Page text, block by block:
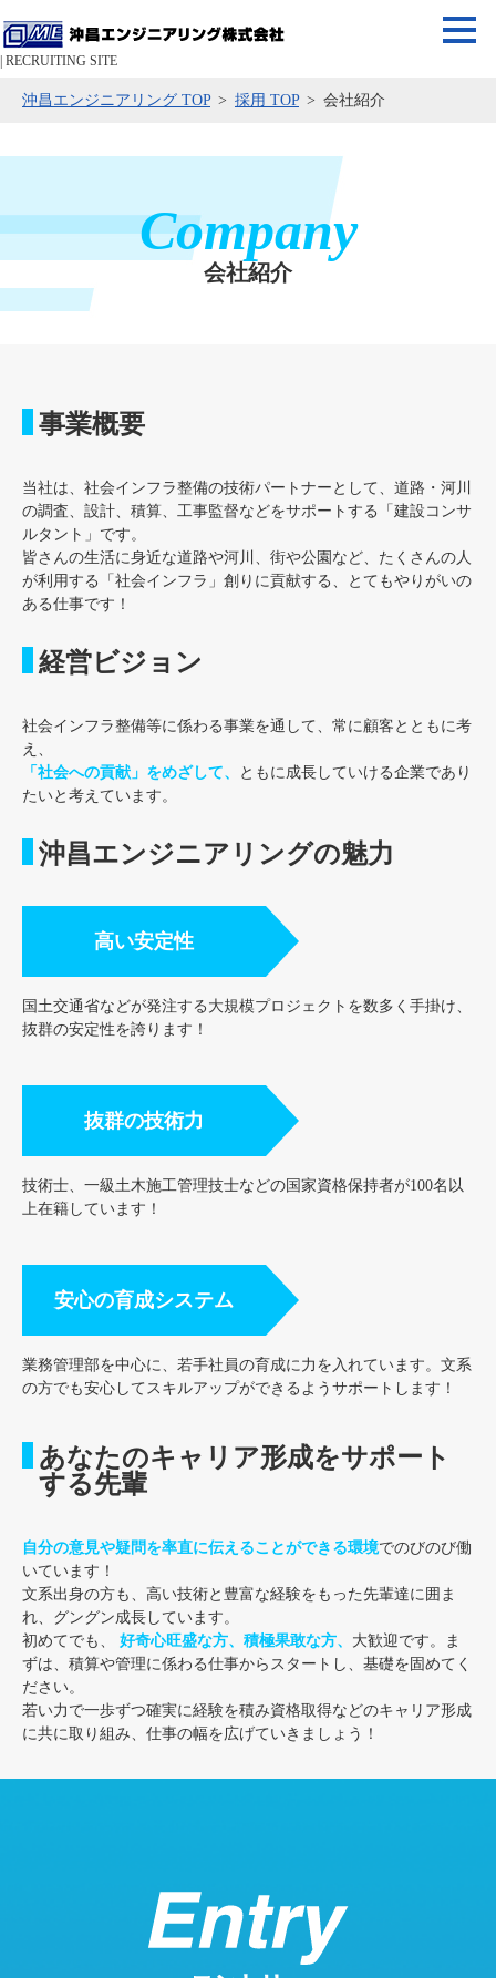
| RECRUITING SITE
沖昌エンジニアリング TOP 採用 TOP 会社紹介
Company
会社紹介
事業概要
当社は、社会インフラ整備の技術パートナーとして、道路・河川
の調査、設計、積算、工事監督などをサポートする「建設コンサ
ルタント」です。
皆さんの生活に身近な道路や河川、街や公園など、たくさんの人
が利用する「社会インフラ」創りに貢献する、とてもやりがいの
ある仕事です！
経営ビジョン
社会インフラ整備等に係わる事業を通して、常に顧客とともに考
え、
「社会への貢献」をめざして、
ともに成長していける企業であり
たいと考えています。
沖昌エンジニアリングの魅力
高い安定性
国土交通省などが発注する大規模プロジェクトを数多く手掛け、
抜群の安定性を誇ります！
抜群の技術力
技術士、一級土木施工管理技士などの国家資格保持者が100名以
上在籍しています！
安心の育成システム
業務管理部を中心に、若手社員の育成に力を入れています。文系
の方でも安心してスキルアップができるようサポートします！
あなたのキャリア形成をサポート
する先輩
自分の意見や疑問を率直に伝えることができる環境でのびのび働
いています！
文系出身の方も、高い技術と豊富な経験をもった先輩達に囲ま
れ、グングン成長しています。
初めてでも、 好奇心旺盛な方、積極果敢な方、 大歓迎です。ま
ずは、積算や管理に係わる仕事からスタートし、基礎を固めてく
ださい。
若い力で一歩ずつ確実に経験を積み資格取得などのキャリア形成
に共に取り組み、仕事の幅を広げていきましょう！